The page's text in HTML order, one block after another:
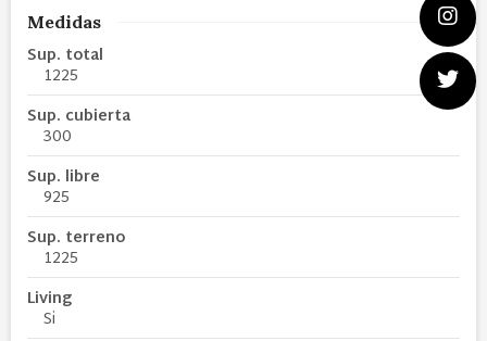
Medidas
Sup. total
1225
Sup. cubierta
300
Sup. libre
925
Sup. terreno
1225
Living
Si